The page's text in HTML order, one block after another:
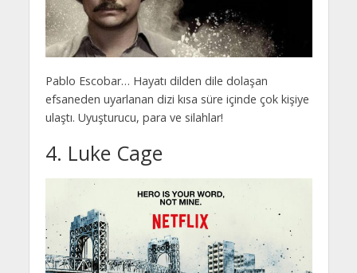
Pablo Escobar… Hayatı dilden dile dolaşan
efsaneden uyarlanan dizi kısa süre içinde çok kişiye
ulaştı. Uyuşturucu, para ve silahlar!
4. Luke Cage